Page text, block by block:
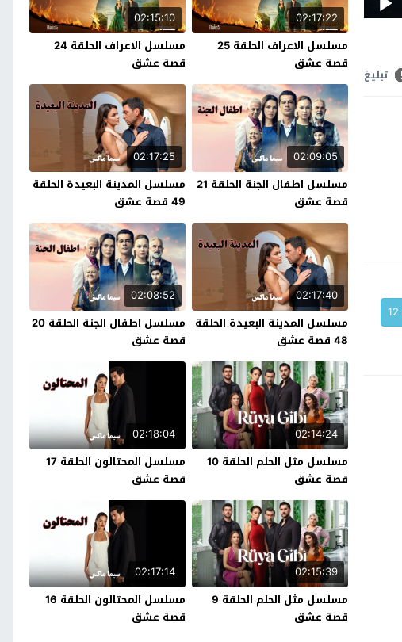
تبليغ
02:17:22
مسلسل الاعراف الحلقة 25
قصة عشق
02:15:10
مسلسل الاعراف الحلقة 24
قصة عشق
02:09:05
مسلسل اطفال الجنة الحلقة 21
قصة عشق
02:17:25
مسلسل المدينة البعيدة الحلقة
49 قصة عشق
02:17:40
مسلسل المدينة البعيدة الحلقة
48 قصة عشق
02:08:52
مسلسل اطفال الجنة الحلقة 20
قصة عشق
02:14:24
مسلسل مثل الحلم الحلقة 10
قصة عشق
02:18:04
مسلسل المحتالون الحلقة 17
قصة عشق
02:15:39
مسلسل مثل الحلم الحلقة 9
قصة عشق
02:17:14
مسلسل المحتالون الحلقة 16
قصة عشق